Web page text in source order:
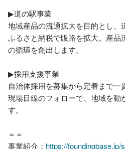
▶道の駅事業
地域産品の流通拡大を目的とし、
ふるさと納税で販路を拡大。産品
の循環を創出します。
▶︎採用支援事業
自治体採用を募集から定着まで一
現場目線のフォローで、地域を動
す。
＝＝
事業紹介： https://foundingbase.jp/